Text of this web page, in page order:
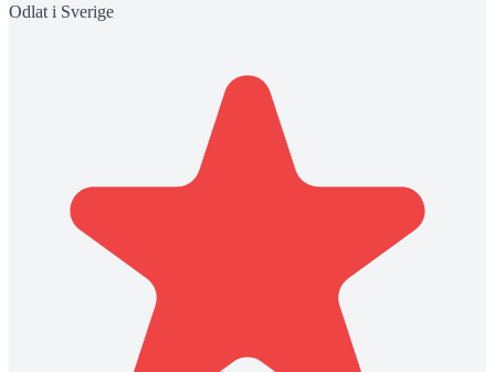
Odlat i Sverige